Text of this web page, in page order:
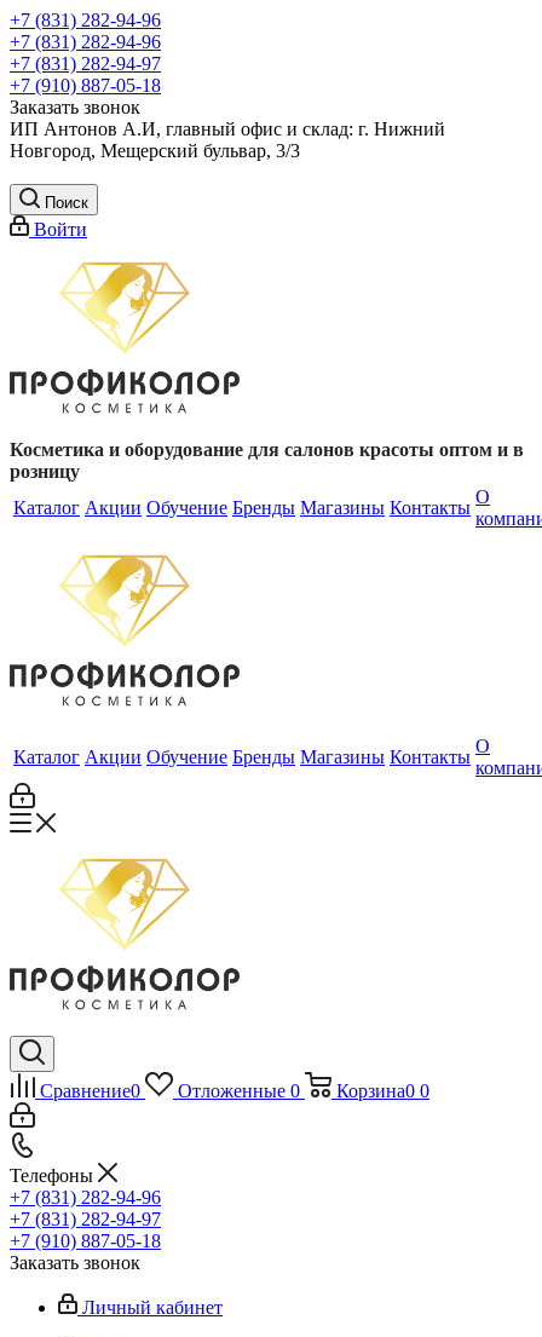
+7 (831) 282-94-96
+7 (831) 282-94-96
+7 (831) 282-94-97
+7 (910) 887-05-18
Заказать звонок
ИП Антонов А.И, главный офис и склад: г. Нижний
Новгород, Мещерский бульвар, 3/3
Поиск
Войти
Косметика и оборудование для салонов красоты оптом и в
розницу
Каталог Акции Обучение Бренды Магазины Контакты
О
Каталог Акции Обучение Бренды Магазины Контакты
О
Сравнение0 Отложенные 0 Корзина0 0
Телефоны
+7 (831) 282-94-96
+7 (831) 282-94-97
+7 (910) 887-05-18
Заказать звонок
Личный кабинет